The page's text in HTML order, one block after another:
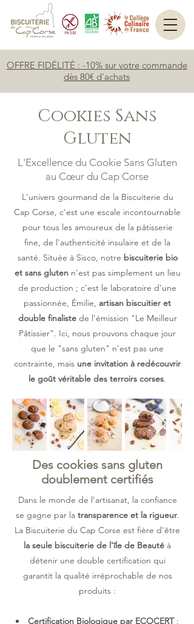
OFFRE FIDÉLITÉ : -10% sur votre commande
dès 80€ d'achats
Cookies Sans
Gluten
L'Excellence du Cookie Sans Gluten
au Cœur du Cap Corse
L'univers gourmand de la Biscuiterie du
Cap Corse, c'est une escale incontournable
pour tous les amoureux de la pâtisserie
fine, de l'authenticité insulaire et de la
santé. Située à Sisco, notre biscuiterie bio
et sans glutenn'est pas simplement un lieu
de production ; c'est le laboratoire d'une
passionnée, Émilie, artisan biscuitier et
double finalistede l'émission "Le Meilleur
Pâtissier". Ici, nous prouvons chaque jour
que le "sans gluten" n'est pas une
contrainte, mais une invitation à redécouvrir
le goût véritable des terroirs corses.
Des cookies sans gluten
doublement certifiés
Dans le monde de l'artisanat, la confiance
se gagne par la transparence et la rigueur.
La Biscuiterie du Cap Corse est fière d'être
la seule biscuiterie de l'île de Beauté à
détenir une double certification qui
garantit la qualité irréprochable de nos
produits :
Certification Biologique par ECOCERT :